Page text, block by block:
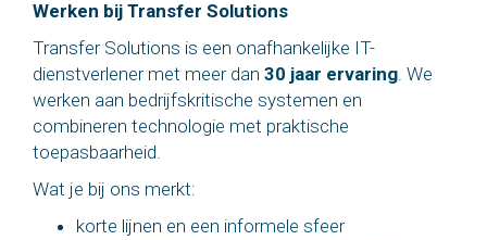
Werken bij Transfer Solutions
Transfer Solutions is een onafhankelijke IT-
dienstverlener met meer dan 30 jaar ervaring. We
werken aan bedrijfskritische systemen en
combineren technologie met praktische
toepasbaarheid.
Wat je bij ons merkt:
korte lijnen en een informele sfeer